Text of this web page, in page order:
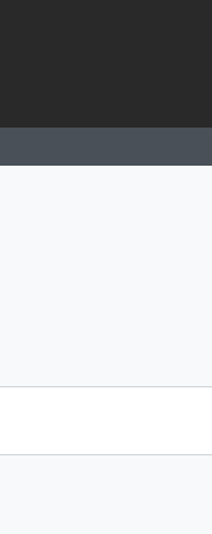
in browse page